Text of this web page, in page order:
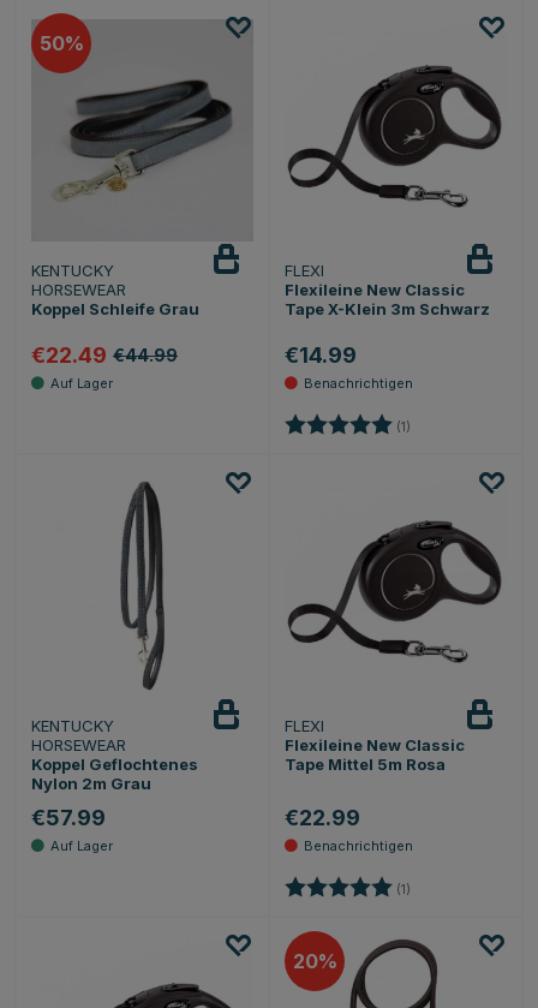
50
KENTUCKY
HORSEWEAR
Koppel Schleife Grau
€22.49 €44.99
FLEXI
Flexileine New Classic
Tape X-Klein 3m Schwarz
€14.99
Bewertung: (1)
KENTUCKY
HORSEWEAR
Koppel Geflochtenes
Nylon 2m Grau
€57.99
FLEXI
Flexileine New Classic
Tape Mittel 5m Rosa
€22.99
Bewertung: (1)
20